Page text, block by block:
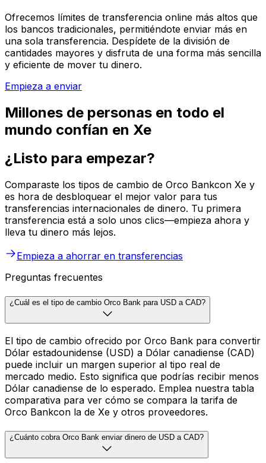
Ofrecemos límites de transferencia online más altos que
los bancos tradicionales, permitiéndote enviar más en
una sola transferencia. Despídete de la división de
cantidades mayores y disfruta de una forma más sencilla
y eficiente de mover tu dinero.
Empieza a enviar
Millones de personas en todo el
mundo confían en Xe
¿Listo para empezar?
Comparaste los tipos de cambio de Orco Bankcon Xe y
es hora de desbloquear el mejor valor para tus
transferencias internacionales de dinero. Tu primera
transferencia está a solo unos clics—empieza ahora y
lleva tu dinero más lejos.
Empieza a ahorrar en transferencias
Preguntas frecuentes
¿Cuál es el tipo de cambio Orco Bank para USD a CAD?
El tipo de cambio ofrecido por Orco Bank para convertir
Dólar estadounidense (USD) a Dólar canadiense (CAD)
puede incluir un margen superior al tipo real de
mercado medio. Esto significa que podrías recibir menos
Dólar canadiense de lo esperado. Emplea nuestra tabla
comparativa para ver cómo se compara la tarifa de
Orco Bankcon la de Xe y otros proveedores.
¿Cuánto cobra Orco Bank enviar dinero de USD a CAD?